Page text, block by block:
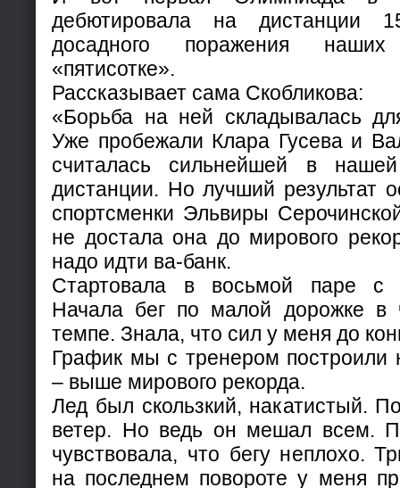
дебютировала на дистанции
досадного поражения
«пятисотке».
Рассказывает сама Скобликова:
«Борьба на ней складывалась
Уже пробежали Клара Гусева и
считалась сильнейшей в
дистанции. Но лучший результат
спортсменки Эльвиры
не достала она до мирового
надо идти ва-банк.
Стартовала в восьмой паре с
Начала бег по малой дорожке в
темпе. Знала, что сил у меня до
График мы с тренером построили
– выше мирового рекорда.
Лед был скользкий, накатистый.
ветер. Но ведь он мешал всем.
чувствовала, что бегу неплохо.
на последнем повороте у меня